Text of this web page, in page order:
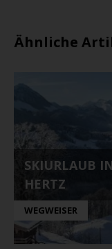
Ähnliche
SKIURLAUB
HERTZ
WEGWEISER